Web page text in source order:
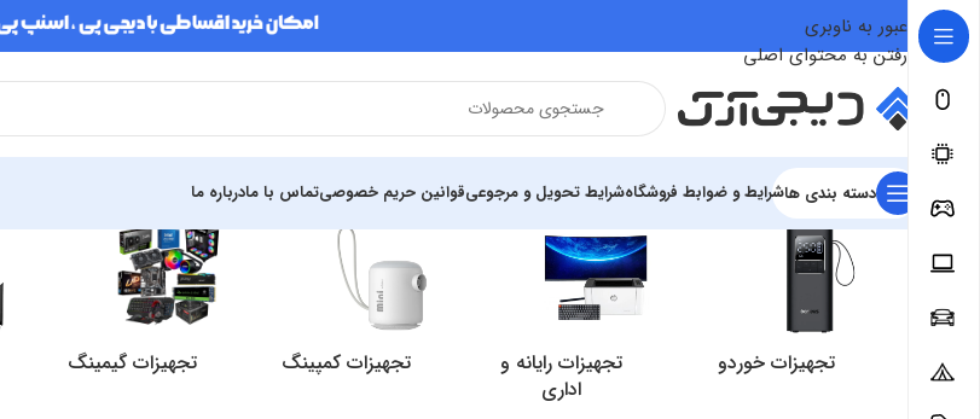
عبور به ناوبری
رفتن به محتوای اصلی
دسته بندی هاشرایط و ضوابط فروشگاهشرایط تحویل و مرجوعیقوانین حریم خصوصیتماس با مادرباره ما
تجهیزات خوردو
تجهیزات رایانه و
اداری
تجهیزات کمپینگ تجهیزات گیمینگ